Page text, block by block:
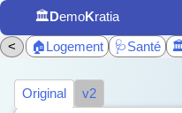
🏛️DemoKratia
<
🏠Logement 🩺Santé
Original v2